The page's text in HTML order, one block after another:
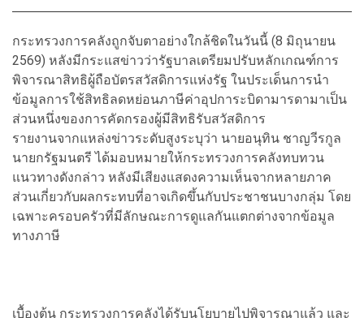
กระทรวงการคลังถูกจับตาอย่างใกล้ชิดในวันนี้ (8 มิถุนายน
2569) หลังมีกระแสข่าวว่ารัฐบาลเตรียมปรับหลักเกณฑ์การ
พิจารณาสิทธิผู้ถือบัตรสวัสดิการแห่งรัฐ ในประเด็นการนำ
ข้อมูลการใช้สิทธิลดหย่อนภาษีค่าอุปการะบิดามารดามาเป็น
ส่วนหนึ่งของการคัดกรองผู้มีสิทธิรับสวัสดิการ
รายงานจากแหล่งข่าวระดับสูงระบุว่า นายอนุทิน ชาญวีรกูล
นายกรัฐมนตรี ได้มอบหมายให้กระทรวงการคลังทบทวน
แนวทางดังกล่าว หลังมีเสียงแสดงความเห็นจากหลายภาค
ส่วนเกี่ยวกับผลกระทบที่อาจเกิดขึ้นกับประชาชนบางกลุ่ม โดย
เฉพาะครอบครัวที่มีลักษณะการดูแลกันแตกต่างจากข้อมูล
ทางภาษี
เบื้องต้น กระทรวงการคลังได้รับนโยบายไปพิจารณาแล้ว และ